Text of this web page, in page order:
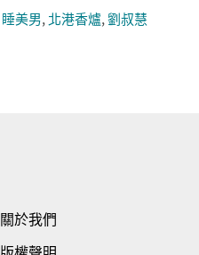
睡美男,北港香爐,劉叔慧
關於我們